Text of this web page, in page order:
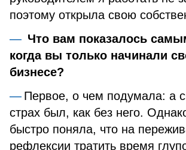
поэтому открыла свою
Что вам показалось
когда вы только начинали
бизнесе?
Первое, о чем подумала: а
страх был, как без него.
быстро поняла, что на
рефлексии тратить время